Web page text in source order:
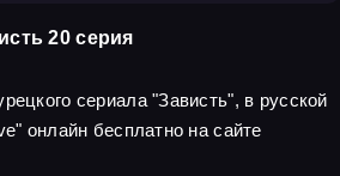
20 серия
сериала "Зависть", в русской
онлайн бесплатно на сайте